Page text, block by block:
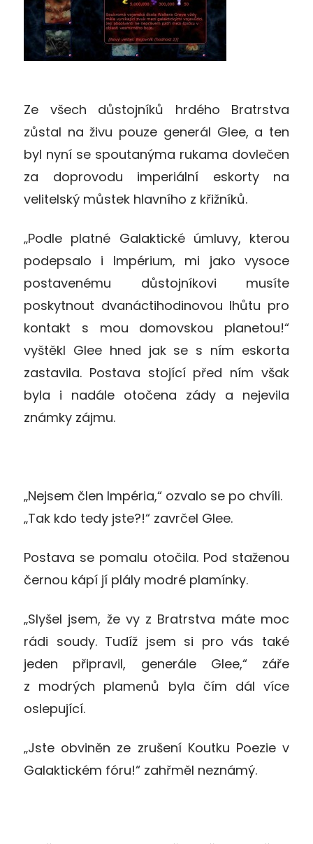
Ze všech důstojníků hrdého Bratrstva
zůstal na živu pouze generál Glee, a ten
byl nyní se spoutanýma rukama dovlečen
za doprovodu imperiální eskorty na
velitelský můstek hlavního z křižníků.
„Podle platné Galaktické úmluvy, kterou
podepsalo i Impérium, mi jako vysoce
postavenému důstojníkovi musíte
poskytnout dvanáctihodinovou lhůtu pro
kontakt s mou domovskou planetou!“
vyštěkl Glee hned jak se s ním eskorta
zastavila. Postava stojící před ním však
byla i nadále otočena zády a nejevila
známky zájmu.
„Nejsem člen Impéria,“ ozvalo se po chvíli.
„Tak kdo tedy jste?!“ zavrčel Glee.
Postava se pomalu otočila. Pod staženou
černou kápí jí plály modré plamínky.
„Slyšel jsem, že vy z Bratrstva máte moc
rádi soudy. Tudíž jsem si pro vás také
jeden připravil, generále Glee,“ záře
z modrých plamenů byla čím dál více
oslepující.
„Jste obviněn ze zrušení Koutku Poezie v
Galaktickém fóru!“ zahřměl neznámý.